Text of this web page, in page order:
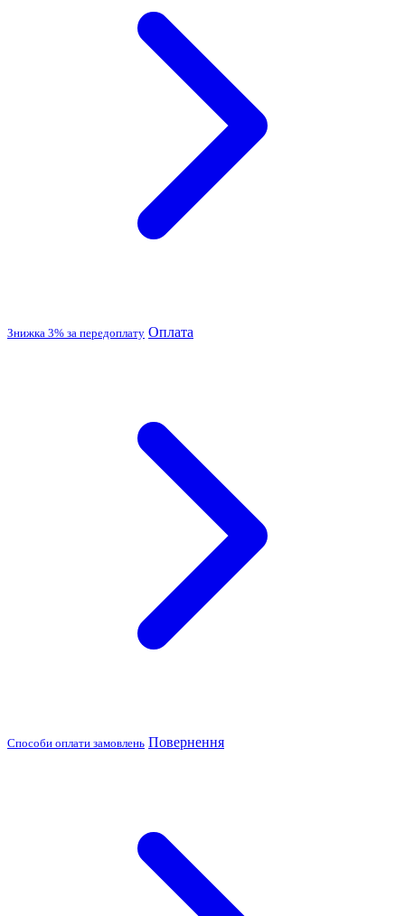
Знижка 3% за передоплату Оплата
Способи оплати замовлень Повернення